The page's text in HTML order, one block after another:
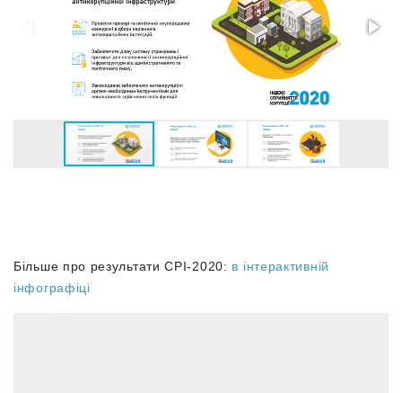
Більше про результати СРІ-2020: в інтерактивній
інфографіці